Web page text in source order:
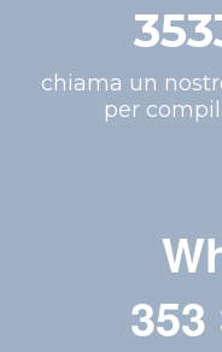
chiama un
per
353